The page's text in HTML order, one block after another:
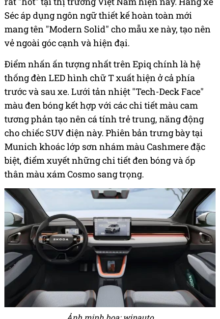
Séc áp dụng ngôn ngữ thiết kế hoàn toàn mới
mang tên "Modern Solid" cho mẫu xe này, tạo nên
vẻ ngoài góc cạnh và hiện đại.
Điểm nhấn ấn tượng nhất trên Epiq chính là hệ
thống đèn LED hình chữ T xuất hiện ở cả phía
trước và sau xe. Lưới tản nhiệt "Tech-Deck Face"
màu đen bóng kết hợp với các chi tiết màu cam
tương phản tạo nên cá tính trẻ trung, năng động
cho chiếc SUV điện này. Phiên bản trưng bày tại
Munich khoác lớp sơn nhám màu Cashmere đặc
biệt, điểm xuyết những chi tiết đen bóng và ốp
thân màu xám Cosmo sang trọng.